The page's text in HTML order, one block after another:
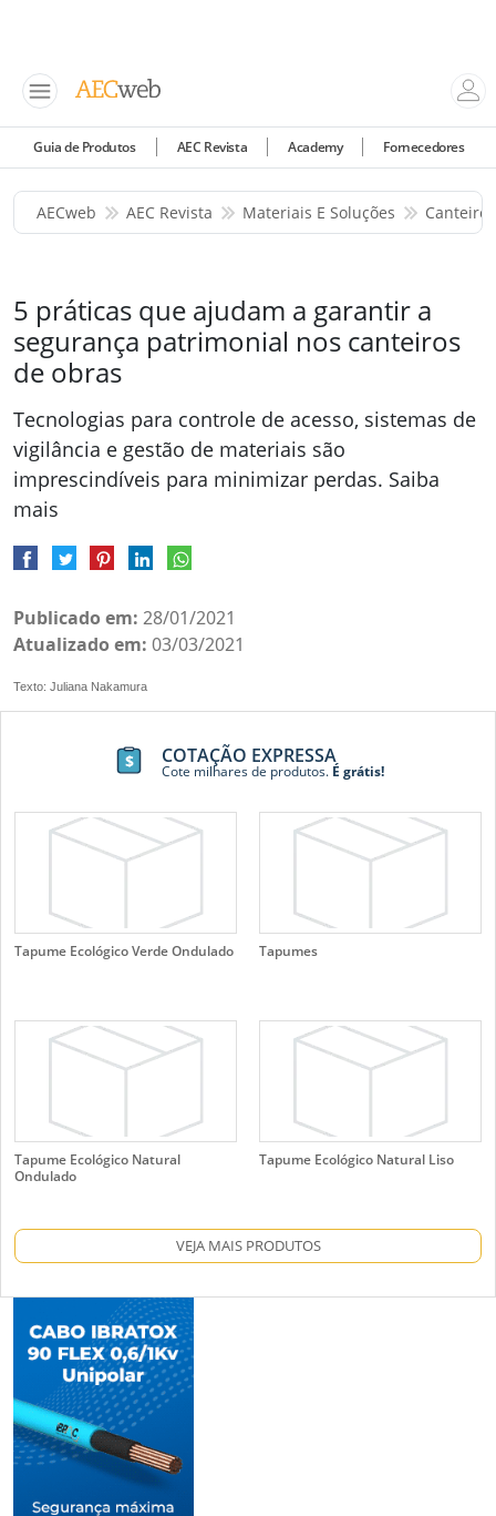
Guia de Produtos AEC Revista Academy Fornecedores
AECweb AEC Revista Materiais E Soluções Canteiro
5 práticas que ajudam a garantir a
segurança patrimonial nos canteiros
de obras
Tecnologias para controle de acesso, sistemas de
vigilância e gestão de materiais são
imprescindíveis para minimizar perdas. Saiba
mais
Publicado em: 28/01/2021
Atualizado em: 03/03/2021
Texto: Juliana Nakamura
COTAÇÃO EXPRESSA
Cote milhares de produtos.É grátis!
Tapume Ecológico Verde Ondulado Tapumes
Tapume Ecológico Natural
Ondulado
Tapume Ecológico Natural Liso
VEJA MAIS PRODUTOS